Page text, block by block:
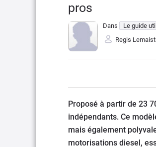
pros
Dans Le guide
Regis
Proposé à partir de 23
indépendants. Ce
mais également
motorisations diesel,